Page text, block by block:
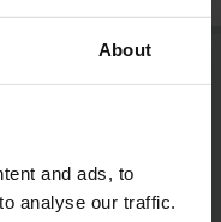
About
and ads, to
analyse our traffic.
GmbH &